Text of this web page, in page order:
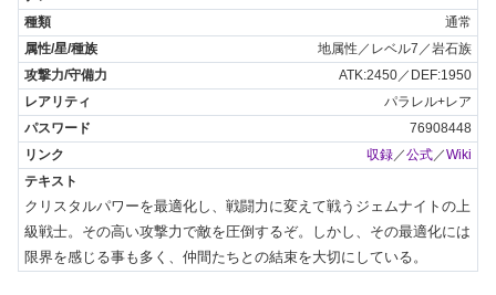
通常
地属性／レベル7／岩石族
ATK:2450／DEF:1950
パラレル+レア
76908448
収録／公式／Wiki
クリスタルパワーを最適化し、戦闘力に変えて戦うジェムナイトの上
級戦士。その高い攻撃力で敵を圧倒するぞ。しかし、その最適化には
限界を感じる事も多く、仲間たちとの結束を大切にしている。